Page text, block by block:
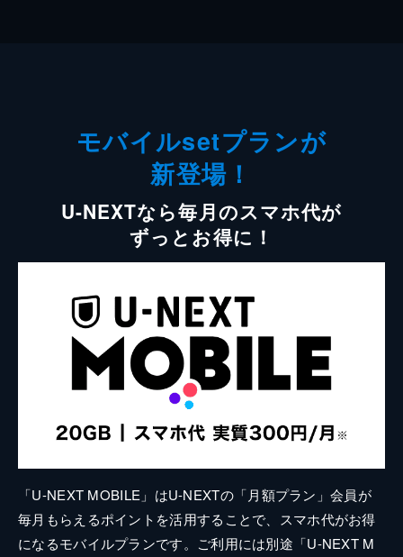
モバイルsetプランが
新登場！
U-NEXTなら毎月のスマホ代が
ずっとお得に！
「U-NEXT MOBILE」はU-NEXTの「月額プラン」会員が
毎月もらえるポイントを活用することで、スマホ代がお得
になるモバイルプランです。ご利用には別途「U-NEXT M